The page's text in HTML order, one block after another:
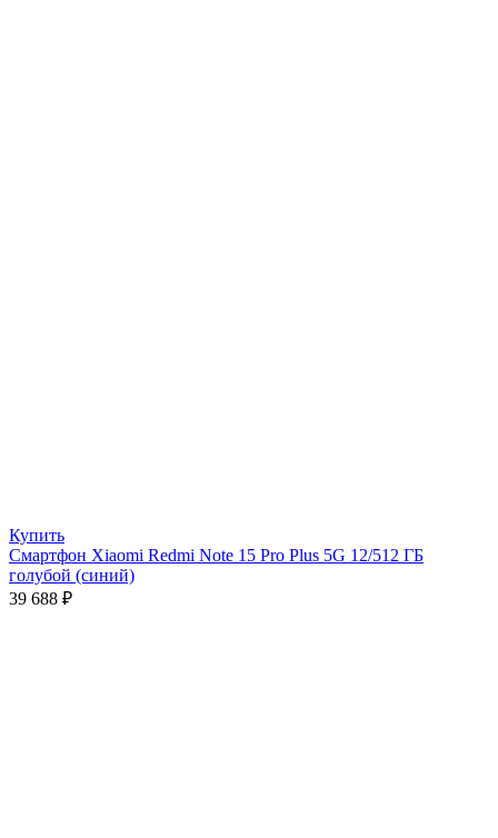
Купить
Смартфон Xiaomi Redmi Note 15 Pro Plus 5G 12/512 ГБ
голубой (синий)
39 688 ₽